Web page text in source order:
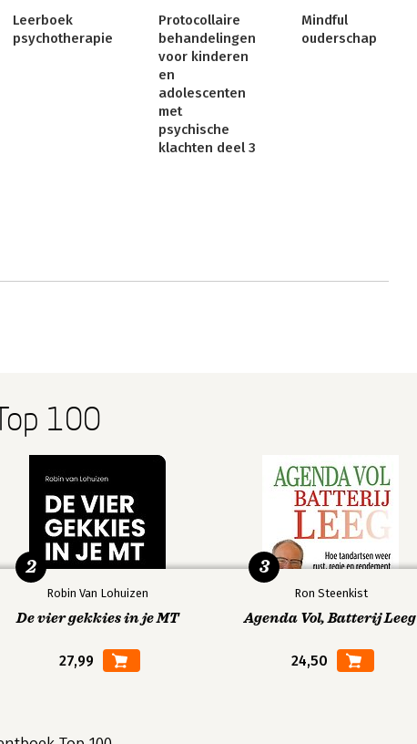
Leerboek
psychotherapie
Protocollaire
behandelingen
voor kinderen
en
adolescenten
met
psychische
klachten deel 3
Mindful
ouderschap
100
Robin Van Lohuizen
De vier gekkies in je MT
27,99
2
Ron Steenkist
Agenda Vol, Batterij Leeg
24,50
3